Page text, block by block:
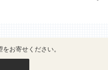
お寄せください。